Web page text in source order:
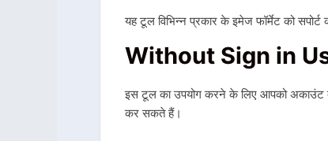
यह टूल विभिन्न प्रकार के इमेज फॉर्मेट को
Without Sign in
इस टूल का उपयोग करने के लिए आपको अकाउंट
कर सकते हैं।